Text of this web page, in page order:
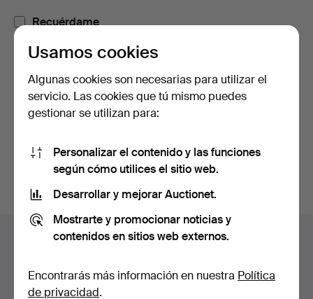
Recuérdame
o iniciar sesión a través de Facebook
Navegación
pie
Ayuda y contacto
Todas las casas de subastas
Usamos cookies
Algunas cookies son necesarias para utilizar el
servicio. Las cookies que tú mismo puedes
gestionar se utilizan para:
Personalizar el contenido y las funciones
según cómo utilices el sitio web.
Desarrollar y mejorar Auctionet.
Mostrarte y promocionar noticias y
contenidos en sitios web externos.
Encontrarás más información en nuestra Política
de privacidad.